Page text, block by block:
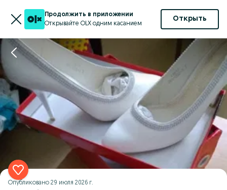
Продолжить в приложении
Открывайте OLX одним касанием
Открыть
Опубликовано 29 июля 2026 г.